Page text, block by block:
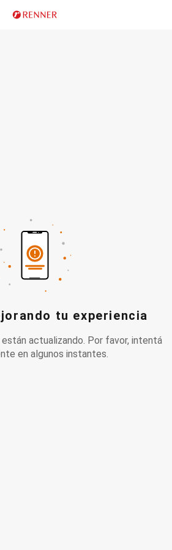
tu experiencia
actualizando. Por favor, intentá
en algunos instantes.